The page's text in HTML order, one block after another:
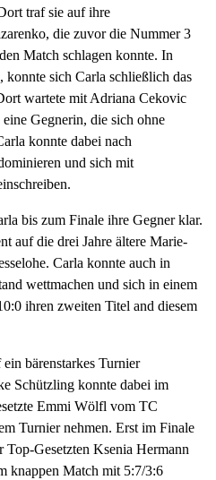
traf sie auf ihre
die zuvor die Nummer 3
Match schlagen konnte. In
konnte sich Carla schließlich das
wartete mit Adriana Cekovic
Gegnerin, die sich ohne
konnte dabei nach
und sich mit
bis zum Finale ihre Gegner klar.
auf die drei Jahre ältere Marie-
Carla konnte auch in
wettmachen und sich in einem
ihren zweiten Titel and diesem
bärenstarkes Turnier
Schützling konnte dabei im
Emmi Wölfl vom TC
Turnier nehmen. Erst im Finale
Top-Gesetzten Ksenia Hermann
knappen Match mit 5:7/3:6